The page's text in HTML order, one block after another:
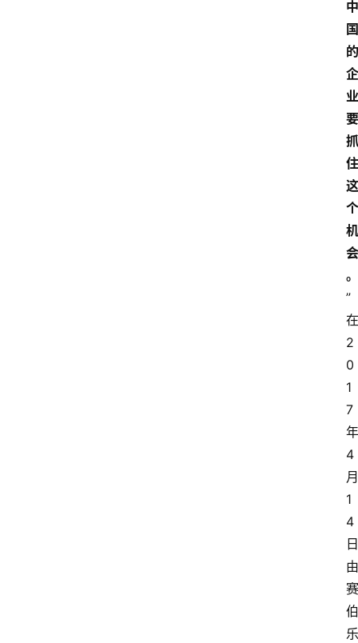
中
国
的
企
业
要
抓
住
这
个
机
会
。
”
在
2
0
1
7
年
4
月
1
4
日
由
赛
伯
乐